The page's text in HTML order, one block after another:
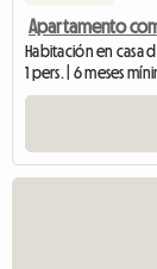
Apartamento
Habitación en casa
1 pers. | 6 meses